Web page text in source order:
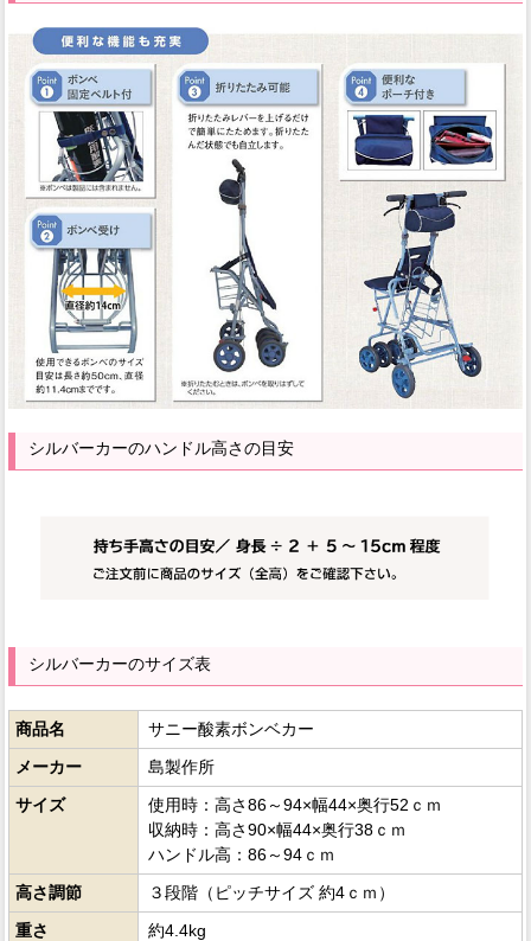
シルバーカーのハンドル高さの目安
シルバーカーのサイズ表
商品名
サニー酸素ボンベカー
メーカー
島製作所
サイズ
使用時：高さ86～94×幅44×奥行52ｃｍ
収納時：高さ90×幅44×奥行38ｃｍ
ハンドル高：86～94ｃｍ
高さ調節
３段階（ピッチサイズ 約4ｃｍ）
重さ
約4.4kg